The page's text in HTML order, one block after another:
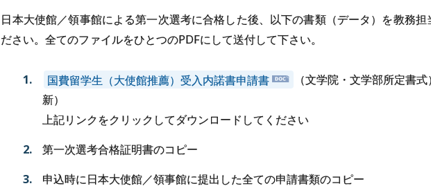
日本大使館／領事館による第一次選考に合格した後、以下の書類（データ）を教務
ださい。全てのファイルをひとつのPDFにして送付して下さい。
国費留学生（大使館推薦）受入内諾書申請書 （文学院・文学部所定書式
新）
上記リンクをクリックしてダウンロードしてください
第一次選考合格証明書のコピー
申込時に日本大使館／領事館に提出した全ての申請書類のコピー